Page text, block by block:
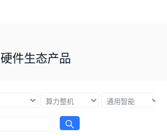
硬件生态产品